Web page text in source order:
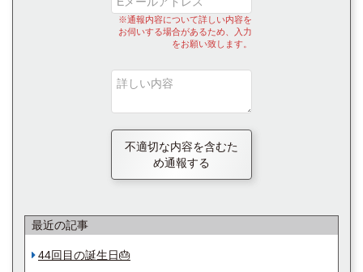
※通報内容について詳しい内容を
お伺いする場合があるため、入力
をお願い致します。
不適切な内容を含むた
め通報する
最近の記事
44回目の誕生日🎂